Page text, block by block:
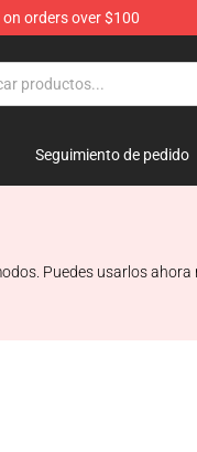
orders over $100
Seguimiento de pedido
Puedes usarlos